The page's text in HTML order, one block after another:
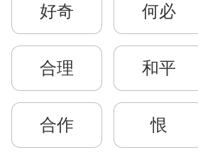
好奇 何必
合理 和平
合作 恨